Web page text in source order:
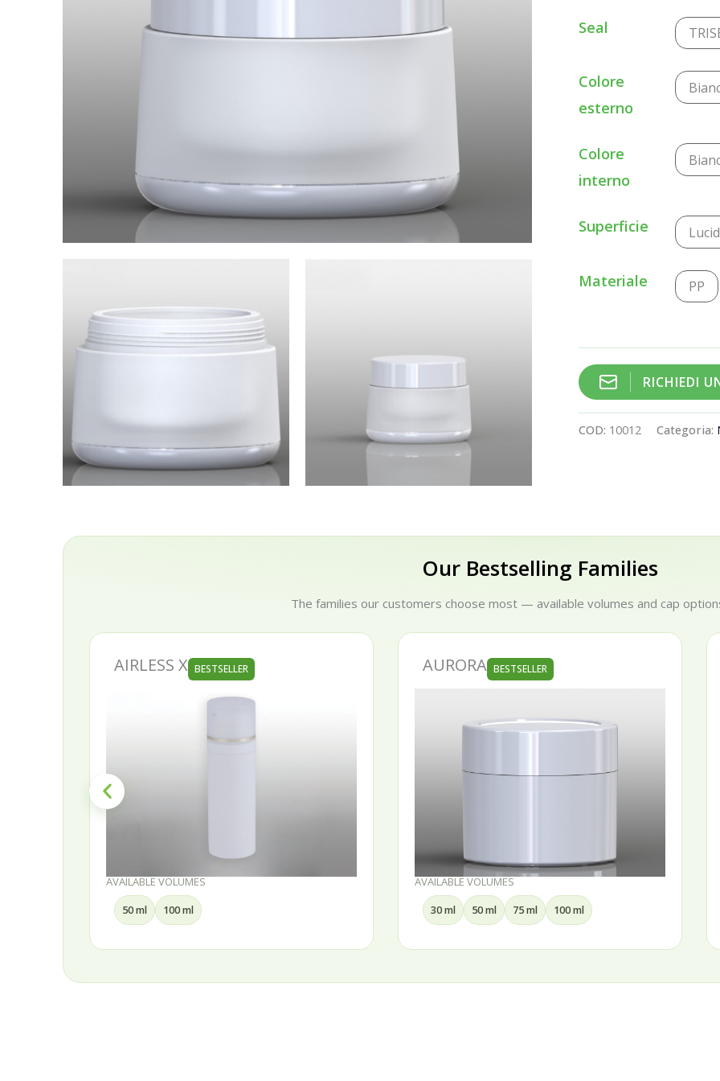
Seal
Colore
esterno
Colore
interno
Superficie
Materiale PP
RICHIEDI
COD: 10012 Categoria:
Our Bestselling Families
The families our customers choose most — available volumes and cap
AIRLESS X BESTSELLER
AVAILABLE VOLUMES
50 ml 100 ml
AURORA BESTSELLER
AVAILABLE VOLUMES
30 ml 50 ml 75 ml 100 ml